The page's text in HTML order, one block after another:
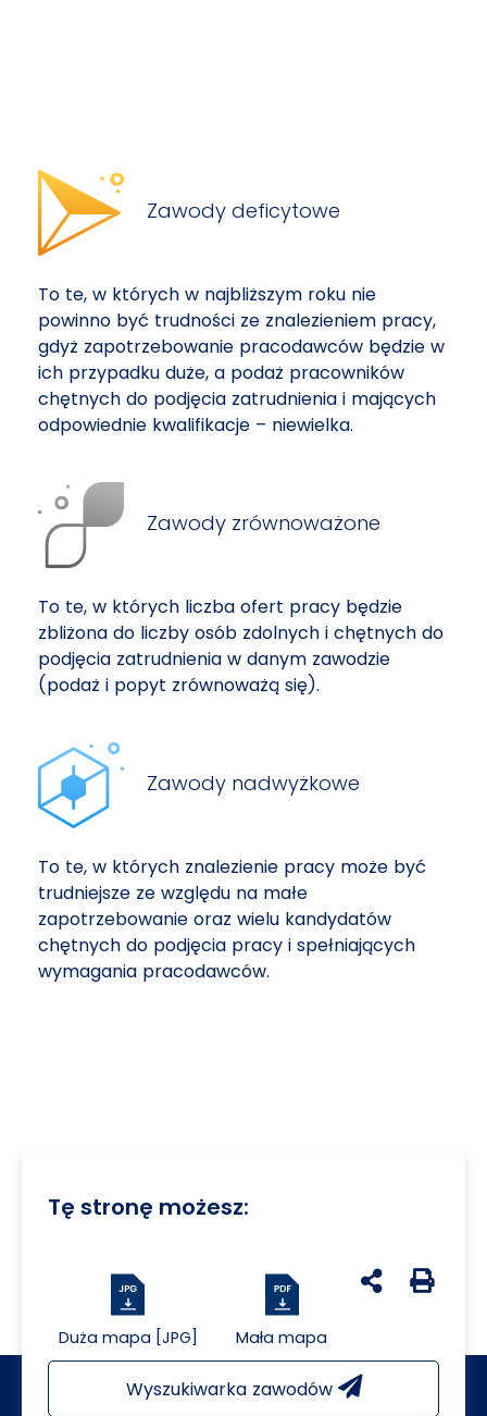
Zawody deficytowe
To te, w których w najbliższym roku nie
powinno być trudności ze znalezieniem pracy,
gdyż zapotrzebowanie pracodawców będzie w
ich przypadku duże, a podaż pracowników
chętnych do podjęcia zatrudnienia i mających
odpowiednie kwalifikacje – niewielka.
Zawody zrównoważone
To te, w których liczba ofert pracy będzie
zbliżona do liczby osób zdolnych i chętnych do
podjęcia zatrudnienia w danym zawodzie
(podaż i popyt zrównoważą się).
Zawody nadwyżkowe
To te, w których znalezienie pracy może być
trudniejsze ze względu na małe
zapotrzebowanie oraz wielu kandydatów
chętnych do podjęcia pracy i spełniających
wymagania pracodawców.
Tę stronę możesz:
Duża mapa [JPG] Mała mapa
udostępnij na
Generuj
Wyszukiwarka zawodów